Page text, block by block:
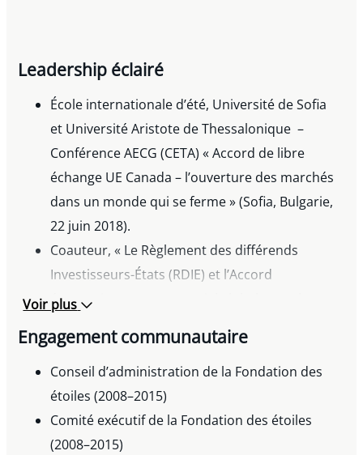
commercial Canada-Italie, à titre de
coprésident.
Attestation en témoignage d’appréciation et de
reconnaissance donnée et octroyée par le
bâtonnier du Barreau de Montréal le
9 septembre 2021 à l’occasion du
50 eanniversaire de l’admission à l’exercice du
droit.
Leadership éclairé
École internationale d’été, Université de Sofia
et Université Aristote de Thessalonique –
Conférence AECG (CETA) « Accord de libre
échange UE Canada – l’ouverture des marchés
dans un monde qui se ferme » (Sofia, Bulgarie,
22 juin 2018).
Coauteur, « Le Règlement des différends
Investisseurs-États (RDIE) et l’Accord
économique et commercial global entre le
justifiées pour la démocratie ou outil de
promotion des investissements entre États »,
Université de Montréal, 2017, Éditions Yvon
Blais
École Internationale d’été – Università degli
Voir plus
Engagement communautaire
Conseil d’administration de la Fondation des
étoiles (2008–2015)
Comité exécutif de la Fondation des étoiles
(2008–2015)